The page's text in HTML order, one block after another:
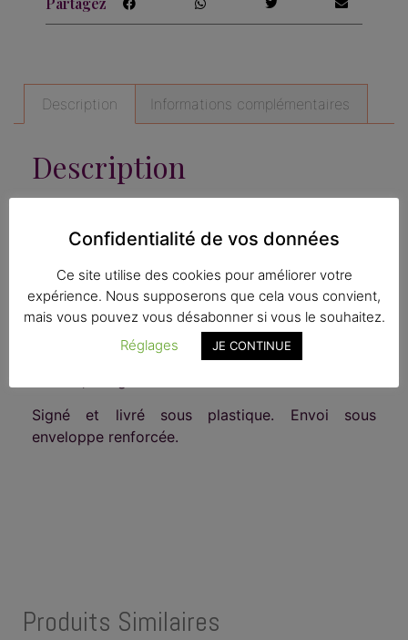
Description Informations complémentaires
Description
Affiche format A4 La Van life, à partir d’une
illustration à la gouache.
Imprimé à Toulouse, dans une imprimerie
labellisée Imprim’Vert.
Imprimé sur papier texturé Rives Tradition
Signé et livré sous plastique. Envoi sous
enveloppe renforcée.
Produits Similaires
Confidentialité de vos données
Ce site utilise des cookies pour améliorer votre
expérience. Nous supposerons que cela vous convient,
mais vous pouvez vous désabonner si vous le souhaitez.
Réglages
JE CONTINUE